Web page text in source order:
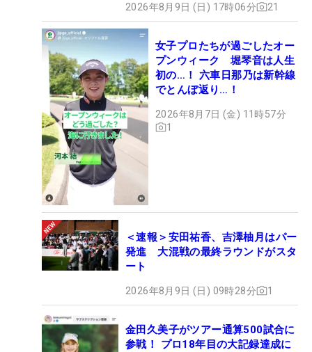
2026年8月9日 (日) 17時06分 21
女子プロたちが過ごしたオー
プンウィーク 堀琴音は人生
初の…！ 六車日那乃は新幹線
でとんぼ返り…！
2026年8月7日 (金) 11時57分
1
＜速報＞安田祐香、吉澤柚月はパー
発進 大混戦の最終ラウンドがスタ
ート
2026年8月9日 (日) 09時28分 1
金田久美子がツアー通算500試合に
参戦！ プロ18年目の大記録達成に